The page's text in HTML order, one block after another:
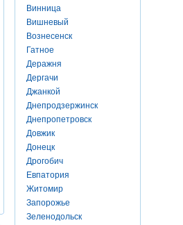
Винница
Вишневый
Вознесенск
Гатное
Деражня
Дергачи
Джанкой
Днепродзержинск
Днепропетровск
Довжик
Донецк
Дрогобич
Евпатория
Житомир
Запорожье
Зеленодольск